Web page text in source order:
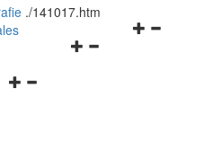
und
schließen
./141017.htm
Navigationsmenü
Navigationsmenü